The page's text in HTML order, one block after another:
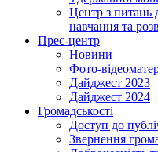
Центр з питань
навчання та
Прес-центр
Новини
Фото-
Дайджест 2023
Дайджест 2024
Громадськості
Доступ до
Звернення